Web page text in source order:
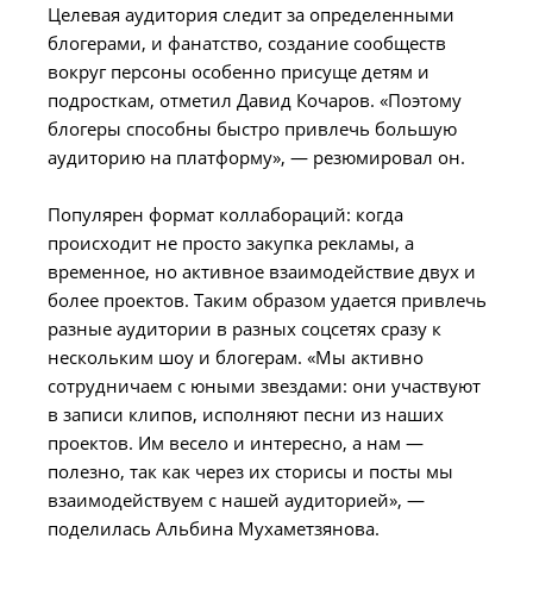
Целевая аудитория следит за определенными
блогерами, и фанатство, создание сообществ
вокруг персоны особенно присуще детям и
подросткам, отметил Давид Кочаров. «Поэтому
блогеры способны быстро привлечь большую
аудиторию на платформу», — резюмировал он.
Популярен формат коллабораций: когда
происходит не просто закупка рекламы, а
временное, но активное взаимодействие двух и
более проектов. Таким образом удается привлечь
разные аудитории в разных соцсетях сразу к
нескольким шоу и блогерам. «Мы активно
сотрудничаем с юными звездами: они участвуют
в записи клипов, исполняют песни из наших
проектов. Им весело и интересно, а нам —
полезно, так как через их сторисы и посты мы
взаимодействуем с нашей аудиторией», —
поделилась Альбина Мухаметзянова.